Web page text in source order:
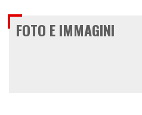
€ 8.590
FOTO E IMMAGINI